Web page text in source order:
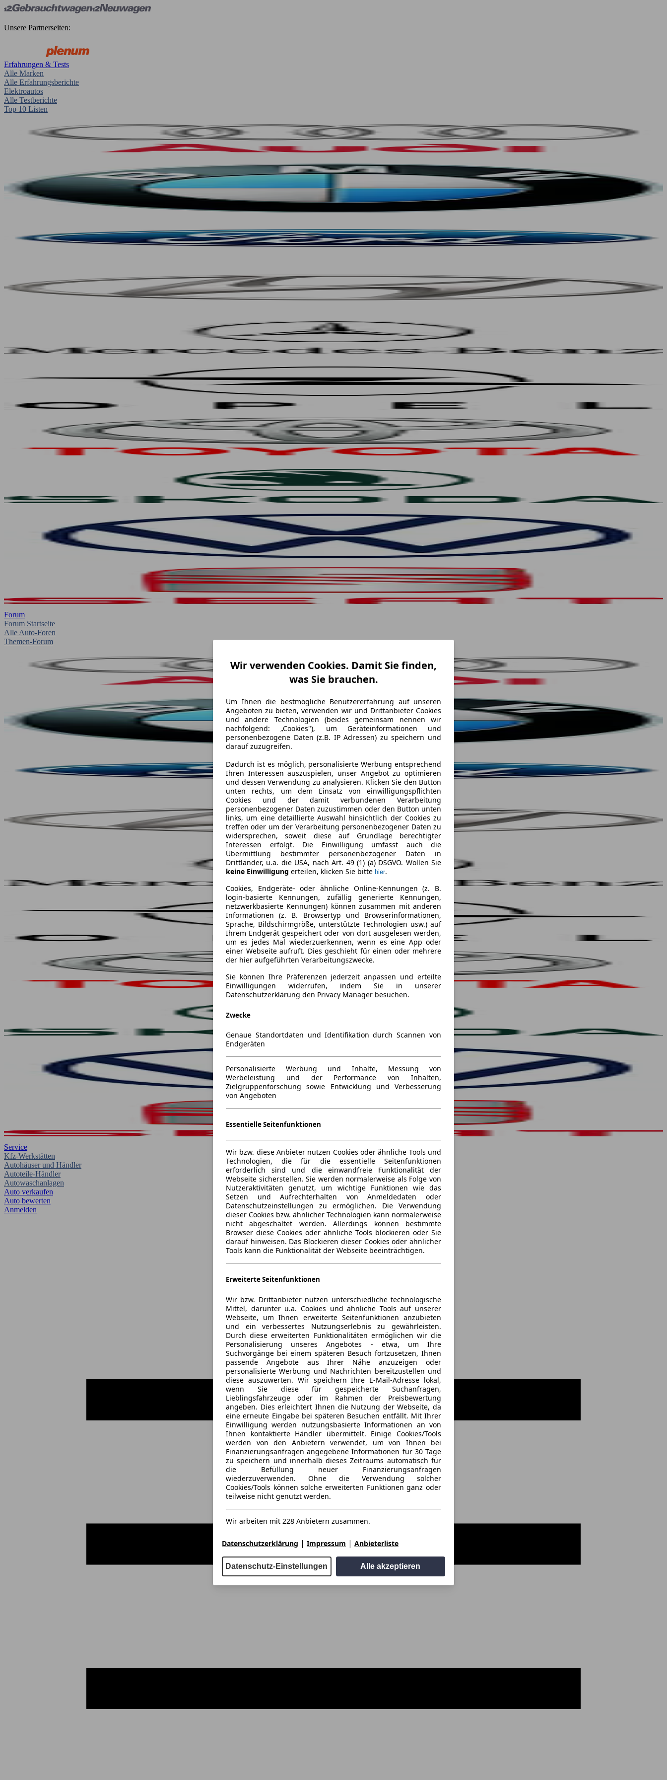
Unsere Partnerseiten:
Erfahrungen & Tests
Alle Marken
Alle Erfahrungsberichte
Elektroautos
Alle Testberichte
Top 10 Listen
Forum
Forum Startseite
Alle Auto-Foren
Themen-Forum
Service
Kfz-Werkstätten
Autohäuser und Händler
Autoteile-Händler
Autowaschanlagen
Auto verkaufen
Auto bewerten
Anmelden
Wir verwenden Cookies. Damit Sie finden,
was Sie brauchen.
Um Ihnen die bestmögliche Benutzererfahrung auf unseren
Angeboten zu bieten, verwenden wir und Drittanbieter Cookies
und andere Technologien (beides gemeinsam nennen wir
nachfolgend: „Cookies"), um Geräteinformationen und
personenbezogene Daten (z.B. IP Adressen) zu speichern und
darauf zuzugreifen.
Dadurch ist es möglich, personalisierte Werbung entsprechend
Ihren Interessen auszuspielen, unser Angebot zu optimieren
und dessen Verwendung zu analysieren. Klicken Sie den Button
unten rechts, um dem Einsatz von einwilligungspflichten
Cookies und der damit verbundenen Verarbeitung
personenbezogener Daten zuzustimmen oder den Button unten
links, um eine detaillierte Auswahl hinsichtlich der Cookies zu
treffen oder um der Verarbeitung personenbezogener Daten zu
widersprechen, soweit diese auf Grundlage berechtigter
Interessen erfolgt. Die Einwilligung umfasst auch die
Übermittlung bestimmter personenbezogener Daten in
Drittländer, u.a. die USA, nach Art. 49 (1) (a) DSGVO. Wollen Sie
keine Einwilligung erteilen, klicken Sie bitte hier.
Cookies, Endgeräte- oder ähnliche Online-Kennungen (z. B.
login-basierte Kennungen, zufällig generierte Kennungen,
netzwerkbasierte Kennungen) können zusammen mit anderen
Informationen (z. B. Browsertyp und Browserinformationen,
Sprache, Bildschirmgröße, unterstützte Technologien usw.) auf
Ihrem Endgerät gespeichert oder von dort ausgelesen werden,
um es jedes Mal wiederzuerkennen, wenn es eine App oder
einer Webseite aufruft. Dies geschieht für einen oder mehrere
der hier aufgeführten Verarbeitungszwecke.
Sie können Ihre Präferenzen jederzeit anpassen und erteilte
Einwilligungen widerrufen, indem Sie in unserer
Datenschutzerklärung den Privacy Manager besuchen.
Zwecke
Genaue Standortdaten und Identifikation durch Scannen von
Endgeräten
Personalisierte Werbung und Inhalte, Messung von
Werbeleistung und der Performance von Inhalten,
Zielgruppenforschung sowie Entwicklung und Verbesserung
von Angeboten
Essentielle Seitenfunktionen
Wir bzw. diese Anbieter nutzen Cookies oder ähnliche Tools und
Technologien, die für die essentielle Seitenfunktionen
erforderlich sind und die einwandfreie Funktionalität der
Webseite sicherstellen. Sie werden normalerweise als Folge von
Nutzeraktivitäten genutzt, um wichtige Funktionen wie das
Setzen und Aufrechterhalten von Anmeldedaten oder
Datenschutzeinstellungen zu ermöglichen. Die Verwendung
dieser Cookies bzw. ähnlicher Technologien kann normalerweise
nicht abgeschaltet werden. Allerdings können bestimmte
Browser diese Cookies oder ähnliche Tools blockieren oder Sie
darauf hinweisen. Das Blockieren dieser Cookies oder ähnlicher
Tools kann die Funktionalität der Webseite beeinträchtigen.
Erweiterte Seitenfunktionen
Wir bzw. Drittanbieter nutzen unterschiedliche technologische
Mittel, darunter u.a. Cookies und ähnliche Tools auf unserer
Webseite, um Ihnen erweiterte Seitenfunktionen anzubieten
und ein verbessertes Nutzungserlebnis zu gewährleisten.
Durch diese erweiterten Funktionalitäten ermöglichen wir die
Personalisierung unseres Angebotes - etwa, um Ihre
Suchvorgänge bei einem späteren Besuch fortzusetzen, Ihnen
passende Angebote aus Ihrer Nähe anzuzeigen oder
personalisierte Werbung und Nachrichten bereitzustellen und
diese auszuwerten. Wir speichern Ihre E-Mail-Adresse lokal,
wenn Sie diese für gespeicherte Suchanfragen,
Lieblingsfahrzeuge oder im Rahmen der Preisbewertung
angeben. Dies erleichtert Ihnen die Nutzung der Webseite, da
eine erneute Eingabe bei späteren Besuchen entfällt. Mit Ihrer
Einwilligung werden nutzungsbasierte Informationen an von
Ihnen kontaktierte Händler übermittelt. Einige Cookies/Tools
werden von den Anbietern verwendet, um von Ihnen bei
Finanzierungsanfragen angegebene Informationen für 30 Tage
zu speichern und innerhalb dieses Zeitraums automatisch für
die Befüllung neuer Finanzierungsanfragen
wiederzuverwenden. Ohne die Verwendung solcher
Cookies/Tools können solche erweiterten Funktionen ganz oder
teilweise nicht genutzt werden.
Wir arbeiten mit 228 Anbietern zusammen.
Datenschutzerklärung | Impressum | Anbieterliste
Datenschutz-Einstellungen Alle akzeptieren